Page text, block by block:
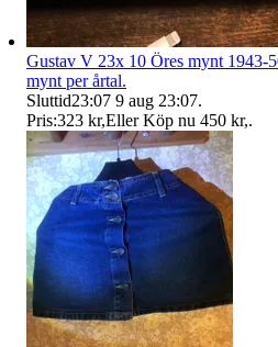
Gustav V 23x 10 Öres mynt 1943-
mynt per årtal.
Sluttid23:07 9 aug 23:07.
Pris:323 kr,Eller Köp nu 450 kr,.